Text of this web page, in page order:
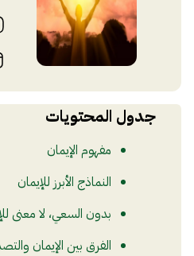
جدول المحتويات
مفهوم الإيمان
النماذج الأبرز للإيمان
بدون السعي، لا معنى
الفرق بين الإيمان